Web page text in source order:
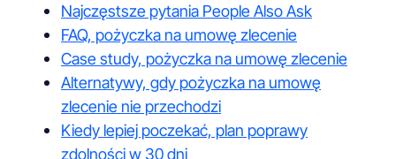
Najczęstsze pytania People Also Ask
FAQ, pożyczka na umowę zlecenie
Case study, pożyczka na umowę zlecenie
Alternatywy, gdy pożyczka na umowę
zlecenie nie przechodzi
Kiedy lepiej poczekać, plan poprawy
zdolności w 30 dni